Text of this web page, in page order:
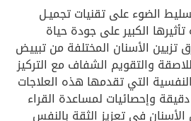
الضوء على تقنيات تجميـل
الكبير على جودة حياة
الأسنان المختلفة من تبييض
والتقويم الشفاف مع التركيز
التي تقدمها هذه العلاجات
وإحصائيات لمساعدة القراء
في تعزيز الثقة بالنفس